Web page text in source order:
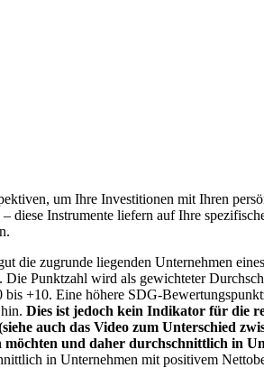
um Ihre Investitionen mit Ihren
diese Instrumente liefern auf Ihre
die zugrunde liegenden Unternehmen
Punktzahl wird als gewichteter
+10. Eine höhere SDG-
Dies ist jedoch kein Indikator für die
auch das Video zum Unterschied
und daher durchschnittlich in
in Unternehmen mit positivem